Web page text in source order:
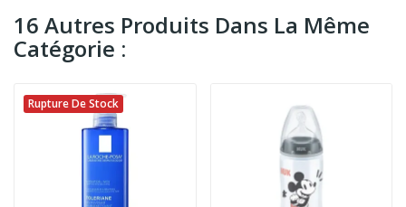
16 Autres Produits Dans La Même
Catégorie :
Rupture De Stock